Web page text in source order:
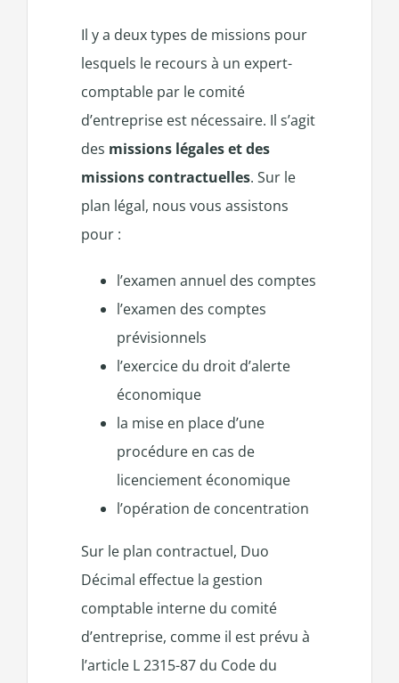
Il y a deux types de missions pour
lesquels le recours à un expert-
comptable par le comité
d’entreprise est nécessaire. Il s’agit
des missions légales et des
missions contractuelles. Sur le
plan légal, nous vous assistons
pour :
l’examen annuel des comptes
l’examen des comptes
prévisionnels
l’exercice du droit d’alerte
économique
la mise en place d’une
procédure en cas de
licenciement économique
l’opération de concentration
Sur le plan contractuel, Duo
Décimal effectue la gestion
comptable interne du comité
d’entreprise, comme il est prévu à
l’article L 2315-87 du Code du